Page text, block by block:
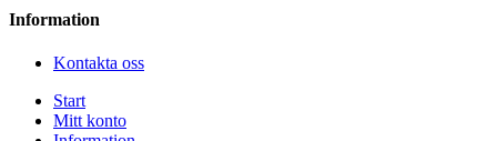
Information
Kontakta oss
Start
Mitt konto